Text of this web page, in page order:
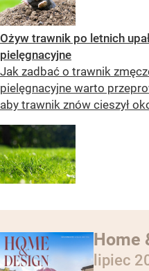
Ożyw trawnik po letnich
pielęgnacyjne
Jak zadbać o trawnik
pielęgnacyjne warto
aby trawnik znów cieszył
Home
lipiec